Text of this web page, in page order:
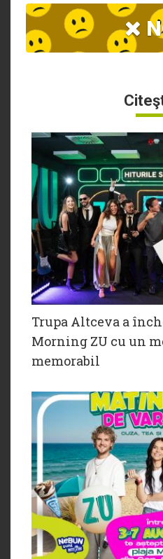
Trupa Altceva a
Morning ZU cu un
memorabil